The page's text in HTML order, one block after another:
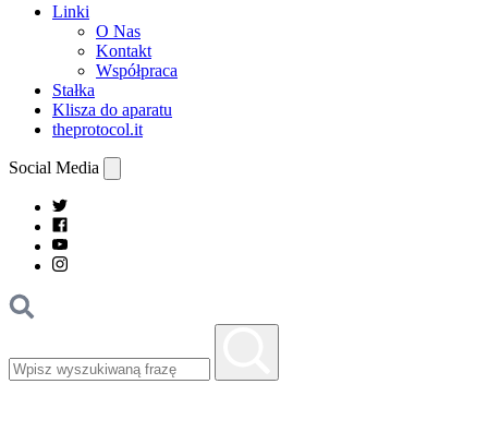
Linki
O Nas
Kontakt
Współpraca
Stałka
Klisza do aparatu
theprotocol.it
Social Media